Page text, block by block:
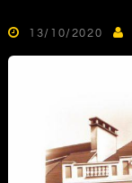
13/10/2020